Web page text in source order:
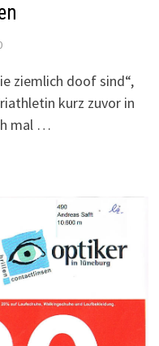
ziemlich doof sind“,
kurz zuvor in
mal …